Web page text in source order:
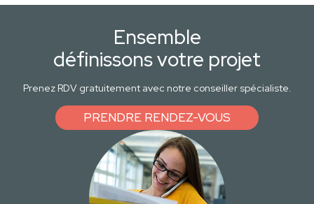
Ensemble
définissons votre projet
Prenez RDV gratuitement avec notre conseiller spécialiste.
PRENDRE RENDEZ-VOUS